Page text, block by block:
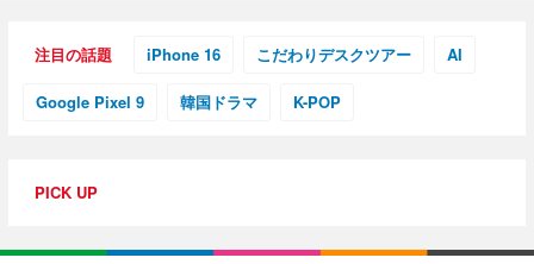
注目の話題 iPhone 16 こだわりデスクツアー AI
Google Pixel 9 韓国ドラマ K-POP
PICK UP